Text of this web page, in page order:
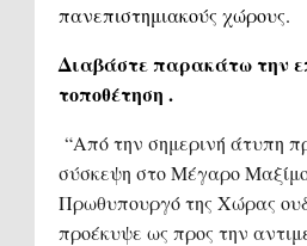
πανεπιστημιακούς χώρους.
Διαβάστε παρακάτω την
τοποθέτηση .
“Από την σημερινή άτυπη
σύσκεψη στο Μέγαρο
Πρωθυπουργό της Χώρας
προέκυψε ως προς την